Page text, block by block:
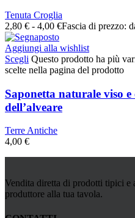
Tenuta Croglia
2,80 € - 4,00 €Fascia di prezzo:
Aggiungi alla wishlist
Scegli Questo prodotto ha più
scelte nella pagina del prodotto
Saponetta naturale viso
dell’alveare
Terre Antiche
4,00 €
Vendita diretta di prodotti tipici e
produttore alla tua tavola.